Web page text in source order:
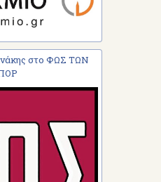
στο ΦΩΣ ΤΩΝ